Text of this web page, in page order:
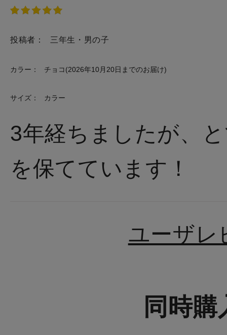
投稿者： 三年生・男の子
カラー： チョコ(2026年10月20日までのお届け)
サイズ： カラー
3年経ちましたが、
を保てています！
ユーザレ
同時